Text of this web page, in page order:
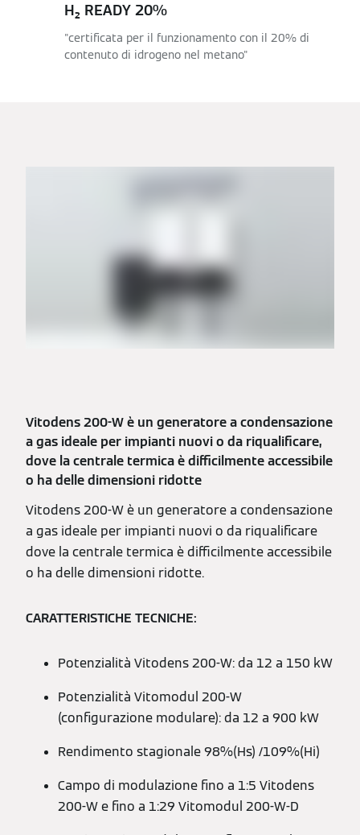
H₂ READY 20%
"certificata per il funzionamento con il 20% di
contenuto di idrogeno nel metano"
Vitodens 200-W è un generatore a condensazione
a gas ideale per impianti nuovi o da riqualificare,
dove la centrale termica è difficilmente accessibile
o ha delle dimensioni ridotte
Vitodens 200-W è un generatore a condensazione
a gas ideale per impianti nuovi o da riqualificare
dove la centrale termica è difficilmente accessibile
o ha delle dimensioni ridotte.
CARATTERISTICHE TECNICHE:
Potenzialità Vitodens 200-W: da 12 a 150 kW
Potenzialità Vitomodul 200-W
(configurazione modulare): da 12 a 900 kW
Rendimento stagionale 98%(Hs) /109%(Hi)
Campo di modulazione fino a 1:5 Vitodens
200-W e fino a 1:29 Vitomodul 200-W-D